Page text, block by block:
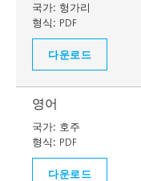
국가: 헝가리
형식: PDF
다운로드
영어
국가: 호주
형식: PDF
다운로드